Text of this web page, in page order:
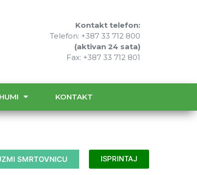
Kontakt telefon:
Telefon: +387 33 712 800
(aktivan 24 sata)
Fax: +387 33 712 801
KONTAKT
SMRTOVNICU ISPRINTAJ